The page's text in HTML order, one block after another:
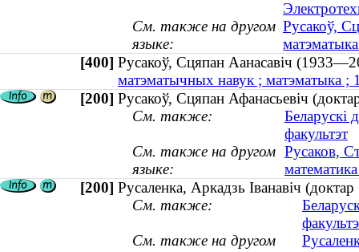
См. также на другом
языке:
Русакоў,
[400] Русакоў, Сцяпан Аанасавіч
матэматычных навук ; матэматыка
[200] Русакоў, Сцяпан Афанасьевіч
См. также:
Беларускі
факультэт
См. также на другом
языке:
Русаков,
[200] Русаленка, Аркадзь Іванавіч
См. также:
См. также на другом